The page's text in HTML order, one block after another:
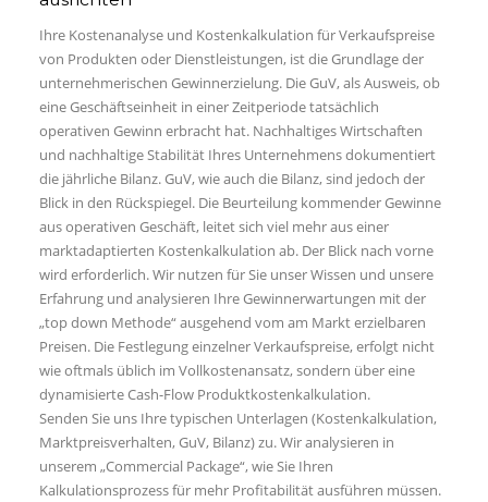
Ihre Kostenanalyse und Kostenkalkulation für Verkaufspreise
von Produkten oder Dienstleistungen, ist die Grundlage der
unternehmerischen Gewinnerzielung. Die GuV, als Ausweis, ob
eine Geschäftseinheit in einer Zeitperiode tatsächlich
operativen Gewinn erbracht hat. Nachhaltiges Wirtschaften
und nachhaltige Stabilität Ihres Unternehmens dokumentiert
die jährliche Bilanz. GuV, wie auch die Bilanz, sind jedoch der
Blick in den Rückspiegel. Die Beurteilung kommender Gewinne
aus operativen Geschäft, leitet sich viel mehr aus einer
marktadaptierten Kostenkalkulation ab. Der Blick nach vorne
wird erforderlich. Wir nutzen für Sie unser Wissen und unsere
Erfahrung und analysieren Ihre Gewinnerwartungen mit der
„top down Methode“ ausgehend vom am Markt erzielbaren
Preisen. Die Festlegung einzelner Verkaufspreise, erfolgt nicht
wie oftmals üblich im Vollkostenansatz, sondern über eine
dynamisierte Cash-Flow Produktkostenkalkulation.
Senden Sie uns Ihre typischen Unterlagen (Kostenkalkulation,
Marktpreisverhalten, GuV, Bilanz) zu. Wir analysieren in
unserem „Commercial Package“, wie Sie Ihren
Kalkulationsprozess für mehr Profitabilität ausführen müssen.